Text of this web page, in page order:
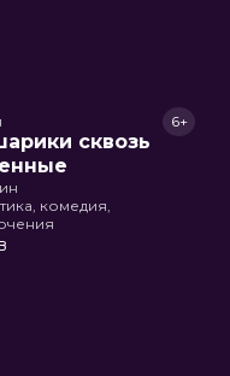
сквозь
6+
комедия,